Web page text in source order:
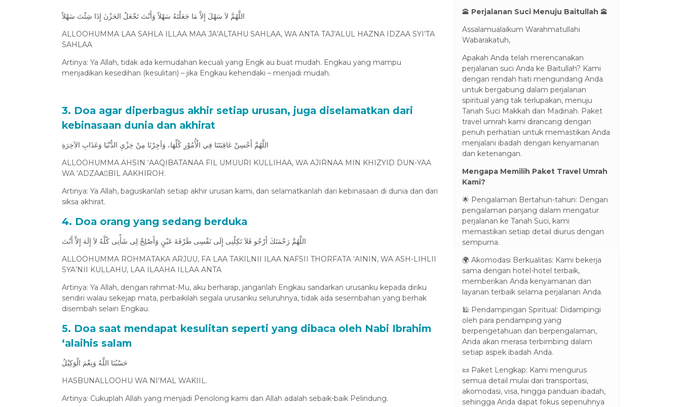
اللَّهُمَّ لاَ سَهْلَ إِلاَّ مَا جَعَلْتَهُ سَهْلاً وَأَنْتَ تَجْعَلُ الحَزْنَ إِذَا شِئْتَ سَهْلاً
ALLOOHUMMA LAA SAHLA ILLAA MAA JA’ALTAHU SAHLAA, WA ANTA TAJ’ALUL HAZNA IDZAA SYI’TA
SAHLAA
Artinya: Ya Allah, tidak ada kemudahan kecuali yang Engk au buat mudah. Engkau yang mampu
menjadikan kesedihan (kesulitan) – jika Engkau kehendaki – menjadi mudah.
3. Doa agar diperbagus akhir setiap urusan, juga diselamatkan dari
kebinasaan dunia dan akhirat
اللَّهُمَّ أَحْسِنْ عَاقِبَتَنَا فِي الْأُمُوْرِ كُلِّهَا، وَأجِرْنَا مِنْ خِزْيِ الدُّنْيَا وَعَذَابِ الآخِرَةِ
ALLOOHUMMA AHSIN ‘AAQIBATANAA FIL UMUURI KULLIHAA, WA AJIRNAA MIN KHIZYID DUN-YAA
WA ‘ADZAAِBIL AAKHIROH.
Artinya: Ya Allah, baguskanlah setiap akhir urusan kami, dan selamatkanlah dari kebinasaan di dunia dan dari
siksa akhirat.
4. Doa orang yang sedang berduka
اللَّهُمَّ رَحْمَتَكَ أَرْجُو فَلاَ تَكِلْنِى إِلَى نَفْسِى طَرْفَةَ عَيْنٍ وَأَصْلِحْ لِى شَأْنِى كُلَّهُ لاَ إِلَهَ إِلاَّ أَنْتَ
ALLOOHUMMA ROHMATAKA ARJUU, FA LAA TAKILNII ILAA NAFSII THORFATA ‘AININ, WA ASH-LIHLII
SYA’NII KULLAHU, LAA ILAAHA ILLAA ANTA
Artinya: Ya Allah, dengan rahmat-Mu, aku berharap, janganlah Engkau sandarkan urusanku kepada diriku
sendiri walau sekejap mata, perbaikilah segala urusanku seluruhnya, tidak ada sesembahan yang berhak
disembah selain Engkau.
5. Doa saat mendapat kesulitan seperti yang dibaca oleh Nabi Ibrahim
‘alaihis salam
حَسْبُنَا اللَّهُ وَنِعْمَ الْوَكِيْلُ
HASBUNALLOOHU WA NI’MAL WAKIIL.
Artinya: Cukuplah Allah yang menjadi Penolong kami dan Allah adalah sebaik-baik Pelindung.
🕋 Perjalanan Suci Menuju Baitullah 🕋
Assalamualaikum Warahmatullahi
Wabarakatuh,
Apakah Anda telah merencanakan
perjalanan suci Anda ke Baitullah? Kami
dengan rendah hati mengundang Anda
untuk bergabung dalam perjalanan
spiritual yang tak terlupakan, menuju
Tanah Suci Makkah dan Madinah. Paket
travel umrah kami dirancang dengan
penuh perhatian untuk memastikan Anda
menjalani ibadah dengan kenyamanan
dan ketenangan.
Mengapa Memilih Paket Travel Umrah
Kami?
🌟 Pengalaman Bertahun-tahun: Dengan
pengalaman panjang dalam mengatur
perjalanan ke Tanah Suci, kami
memastikan setiap detail diurus dengan
sempurna.
🌍 Akomodasi Berkualitas: Kami bekerja
sama dengan hotel-hotel terbaik,
memberikan Anda kenyamanan dan
layanan terbaik selama perjalanan Anda.
🕌 Pendampingan Spiritual: Didampingi
oleh para pendamping yang
berpengetahuan dan berpengalaman,
Anda akan merasa terbimbing dalam
setiap aspek ibadah Anda.
📜 Paket Lengkap: Kami mengurus
semua detail mulai dari transportasi,
akomodasi, visa, hingga panduan ibadah,
sehingga Anda dapat fokus sepenuhnya